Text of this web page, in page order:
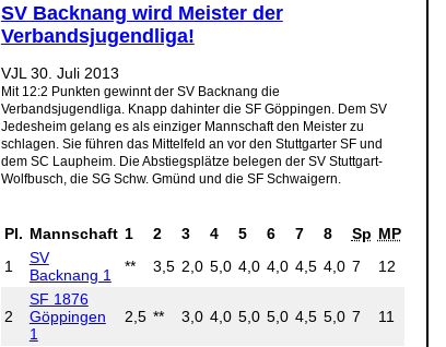
SV Backnang wird Meister der
Verbandsjugendliga!
VJL 30. Juli 2013
Mit 12:2 Punkten gewinnt der SV Backnang die
Verbandsjugendliga. Knapp dahinter die SF Göppingen. Dem SV
Jedesheim gelang es als einziger Mannschaft den Meister zu
schlagen. Sie führen das Mittelfeld an vor den Stuttgarter SF und
dem SC Laupheim. Die Abstiegsplätze belegen der SV Stuttgart-
Wolfbusch, die SG Schw. Gmünd und die SF Schwaigern.
Pl. Mannschaft 1 2 3 4 5 6 7 8 Sp MP
1
SV
Backnang 1
** 3,5 2,0 5,0 4,0 4,0 4,5 4,0 7 12
2
SF 1876
Göppingen
1
2,5 ** 3,0 4,0 5,0 5,0 4,5 5,0 7 11